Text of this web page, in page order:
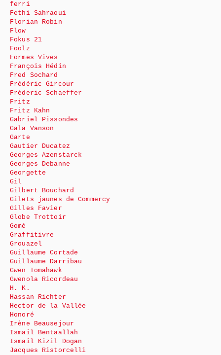
ferri
Fethi Sahraoui
Florian Robin
Flow
Fokus 21
Foolz
Formes Vives
François Hédin
Fred Sochard
Frédéric Gircour
Fréderic Schaeffer
Fritz
Fritz Kahn
Gabriel Pissondes
Gala Vanson
Garte
Gautier Ducatez
Georges Azenstarck
Georges Debanne
Georgette
Gil
Gilbert Bouchard
Gilets jaunes de Commercy
Gilles Favier
Globe Trottoir
Gomé
Graffitivre
Grouazel
Guillaume Cortade
Guillaume Darribau
Gwen Tomahawk
Gwenola Ricordeau
H. K.
Hassan Richter
Hector de la Vallée
Honoré
Irène Beausejour
Ismail Bentaallah
Ismail Kizil Dogan
Jacques Ristorcelli